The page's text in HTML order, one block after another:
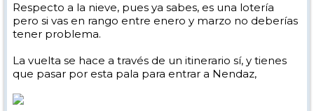
Respecto a la nieve, pues ya sabes, es una lotería
pero si vas en rango entre enero y marzo no deberías
tener problema.
La vuelta se hace a través de un itinerario sí, y tienes
que pasar por esta pala para entrar a Nendaz,